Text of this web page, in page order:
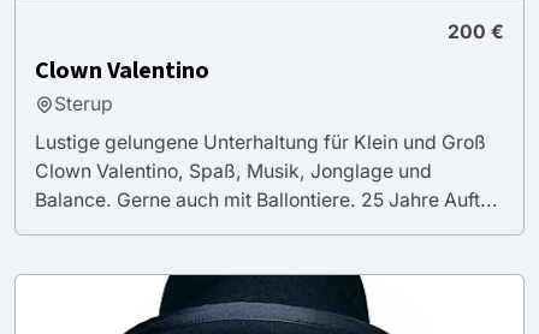
200 €
Clown Valentino
Sterup
Lustige gelungene Unterhaltung für Klein und Groß
Clown Valentino, Spaß, Musik, Jonglage und
Balance. Gerne auch mit Ballontiere. 25 Jahre Auft...